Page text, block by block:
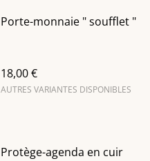
Porte-monnaie " soufflet "
18,00 €
AUTRES VARIANTES DISPONIBLES
Protège-agenda en cuir